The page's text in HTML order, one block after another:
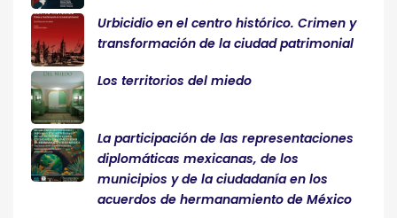
Urbicidio en el centro histórico. Crimen y
transformación de la ciudad patrimonial
Los territorios del miedo
La participación de las representaciones
diplomáticas mexicanas, de los
municipios y de la ciudadanía en los
acuerdos de hermanamiento de México